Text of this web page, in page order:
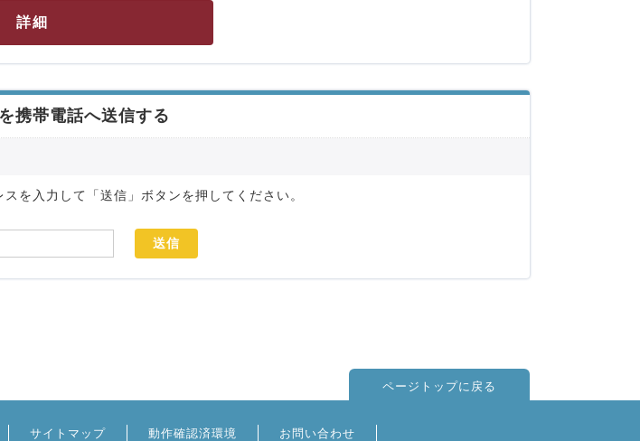
詳細
携帯電話へ送信する
を入力して「送信」ボタンを押してください。
ページトップに戻る
サイトマップ 動作確認済環境 お問い合わせ